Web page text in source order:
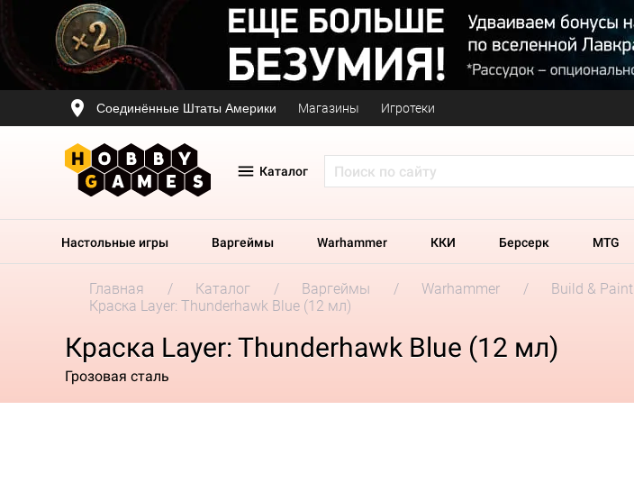
Соединённые Штаты Америки Магазины Игротеки
Каталог
Настольные игры Варгеймы Warhammer ККИ Берсерк MTG
Главная Каталог Варгеймы Warhammer Build & Paint
Краска Layer: Thunderhawk Blue (12 мл)
Краска Layer: Thunderhawk Blue (12 мл)
Грозовая сталь